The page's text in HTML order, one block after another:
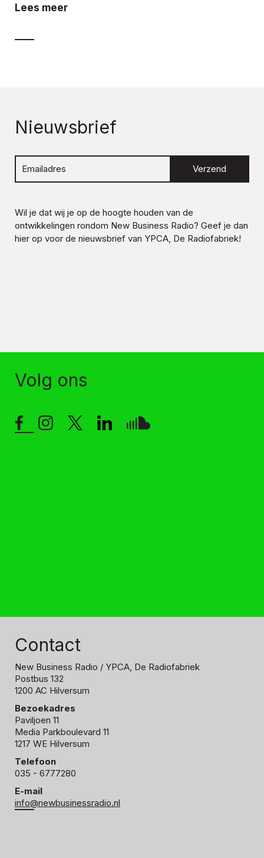
Lees meer
Nieuwsbrief
Verzend
Wil je dat wij je op de hoogte houden van de
ontwikkelingen rondom New Business Radio? Geef je dan
hier op voor de nieuwsbrief van YPCA, De Radiofabriek!
Volg ons
Contact
New Business Radio / YPCA, De Radiofabriek
Postbus 132
1200 AC Hilversum
Bezoekadres
Paviljoen 11
Media Parkboulevard 11
1217 WE Hilversum
Telefoon
035 - 6777280
E-mail
info@newbusinessradio.nl